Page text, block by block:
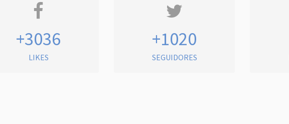
+3036
LIKES
+1020
SEGUIDORES